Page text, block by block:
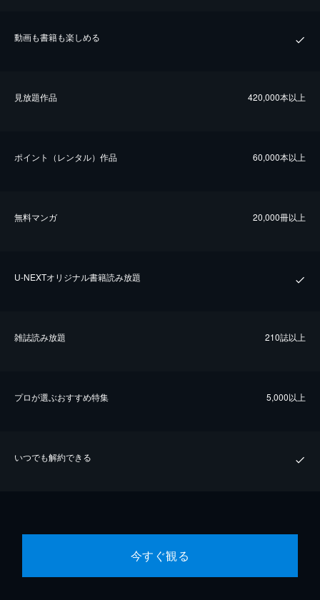
動画も書籍も楽しめる
⾒放題作品 420,000本以上
ポイント（レンタル）作品 60,000本以上
無料マンガ 20,000冊以上
U-NEXTオリジナル書籍読み放題
雑誌読み放題 210誌以上
プロが選ぶおすすめ特集 5,000以上
いつでも解約できる
今すぐ観る